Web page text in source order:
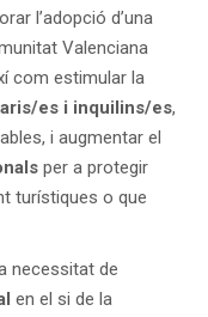
l’adopció d’una
Valenciana
com estimular la
es i inquilins/es,
i augmentar el
per a protegir
turístiques o que
necessitat de
en el si de la